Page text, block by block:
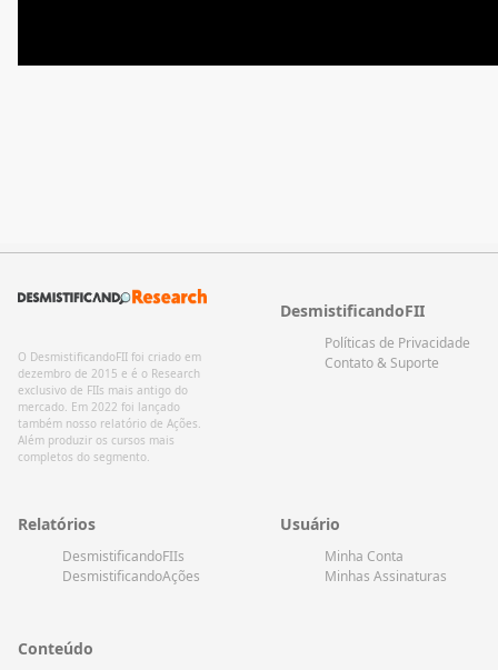
O DesmistificandoFII foi criado em
dezembro de 2015 e é o Research
exclusivo de FIIs mais antigo do
mercado. Em 2022 foi lançado
também nosso relatório de Ações.
Além produzir os cursos mais
completos do segmento.
DesmistificandoFII
Políticas de Privacidade
Contato & Suporte
Relatórios
DesmistificandoFIIs
DesmistificandoAções
Usuário
Minha Conta
Minhas Assinaturas
Conteúdo